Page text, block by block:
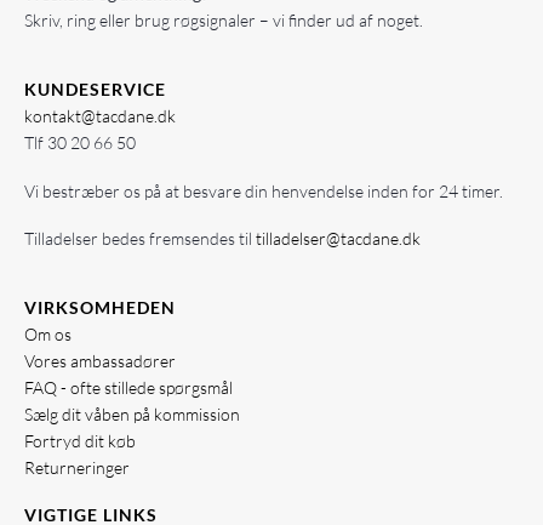
Skriv, ring eller brug røgsignaler – vi finder ud af noget.
KUNDESERVICE
kontakt@tacdane.dk
Tlf 30 20 66 50
Vi bestræber os på at besvare din henvendelse inden for 24 timer.
Tilladelser bedes fremsendes til tilladelser@tacdane.dk
VIRKSOMHEDEN
Om os
Vores ambassadører
FAQ - ofte stillede spørgsmål
Sælg dit våben på kommission
Fortryd dit køb
Returneringer
VIGTIGE LINKS